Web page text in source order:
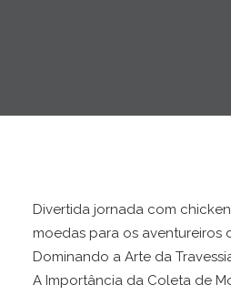
Divertida jornada com
moedas para os aventureiros
Dominando a Arte da
A Importância da Coleta de